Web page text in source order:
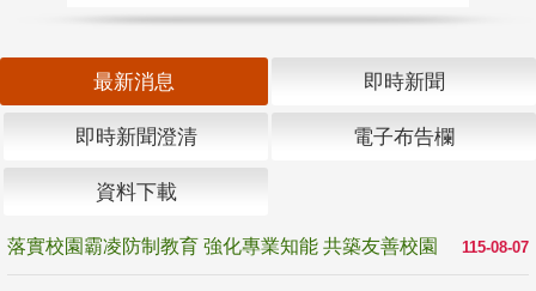
最新消息 即時新聞
即時新聞澄清 電子布告欄
資料下載
115-08-07
落實校園霸凌防制教育 強化專業知能 共築友善校園